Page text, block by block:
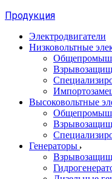
Продукция
Электродвигатели
Низковольтные
Высоковольтные
Генераторы